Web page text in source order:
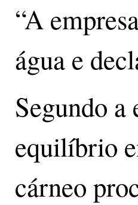
“A
água e
Segundo
equilíbrio
cárneo